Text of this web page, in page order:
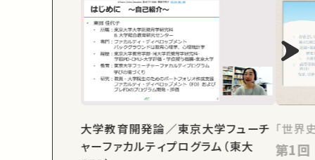
大学教育開発論／東京大学フューチ
ャーファカルティプログラム（東大
「世界